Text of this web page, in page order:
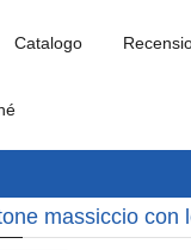
Catalogo
massiccio con